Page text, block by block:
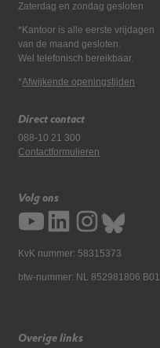
Zaterdag en zondag gesloten
*Kantoor is alle eerste vrijdagen
van de maand gesloten.
Wel telefonisch bereikbaar.
*Afwijkende openingstijden
Direct contact
088-10 21 300
Contactformulieren
Volg ons
KvK nummer: 58315373
btw-nummer: NL 852981806 B01
Overige links